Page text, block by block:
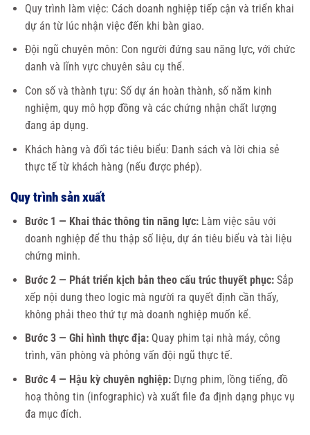
Quy trình làm việc: Cách doanh nghiệp tiếp cận và triển khai
dự án từ lúc nhận việc đến khi bàn giao.
Đội ngũ chuyên môn: Con người đứng sau năng lực, với chức
danh và lĩnh vực chuyên sâu cụ thể.
Con số và thành tựu: Số dự án hoàn thành, số năm kinh
nghiệm, quy mô hợp đồng và các chứng nhận chất lượng
đang áp dụng.
Khách hàng và đối tác tiêu biểu: Danh sách và lời chia sẻ
thực tế từ khách hàng (nếu được phép).
Quy trình sản xuất
Bước 1 — Khai thác thông tin năng lực:Làm việc sâu với
doanh nghiệp để thu thập số liệu, dự án tiêu biểu và tài liệu
chứng minh.
Bước 2 — Phát triển kịch bản theo cấu trúc thuyết phục:Sắp
xếp nội dung theo logic mà người ra quyết định cần thấy,
không phải theo thứ tự mà doanh nghiệp muốn kể.
Bước 3 — Ghi hình thực địa:Quay phim tại nhà máy, công
trình, văn phòng và phỏng vấn đội ngũ thực tế.
Bước 4 — Hậu kỳ chuyên nghiệp:Dựng phim, lồng tiếng, đồ
hoạ thông tin (infographic) và xuất file đa định dạng phục vụ
đa mục đích.